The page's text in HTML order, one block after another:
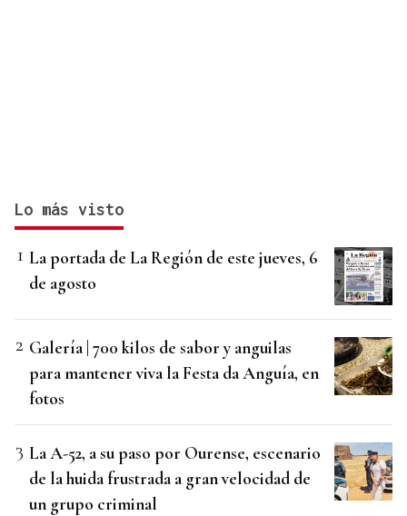
Lo más visto
La portada de La Región de este jueves, 6
de agosto
Galería | 700 kilos de sabor y anguilas
para mantener viva la Festa da Anguía, en
fotos
La A-52, a su paso por Ourense, escenario
de la huida frustrada a gran velocidad de
un grupo criminal